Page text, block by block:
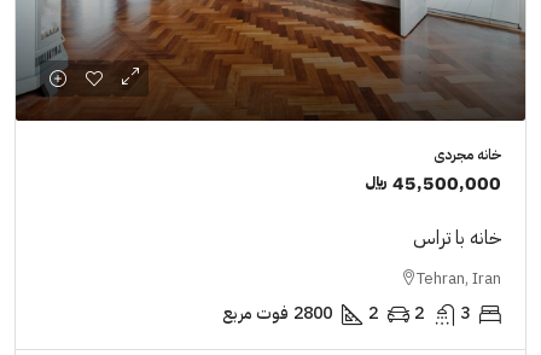
خانه مجردی
45,500,000 ﷼
خانه با تراس
Tehran, Iran
3
2
2
2800 فوت مربع